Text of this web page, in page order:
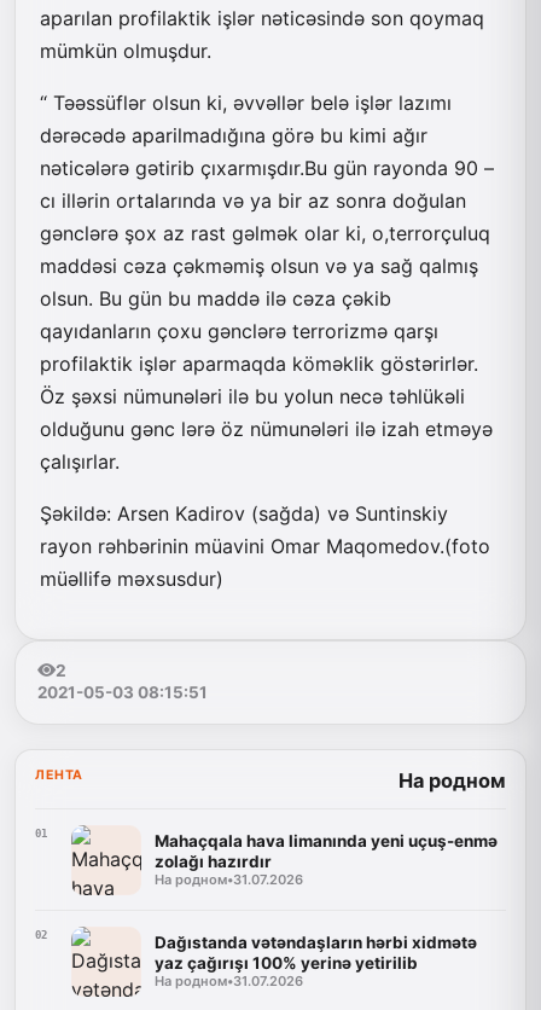
aparılan profilaktik işlər nəticəsində son qoymaq
mümkün olmuşdur.
“ Təəssüflər olsun ki, əvvəllər belə işlər lazımı
dərəcədə aparilmadığına görə bu kimi ağır
nəticələrə gətirib çıxarmışdır.Bu gün rayonda 90 –
cı illərin ortalarında və ya bir az sonra doğulan
gənclərə şox az rast gəlmək olar ki, o,terrorçuluq
maddəsi cəza çəkməmiş olsun və ya sağ qalmış
olsun. Bu gün bu maddə ilə cəza çəkib
qayıdanların çoxu gənclərə terrorizmə qarşı
profilaktik işlər aparmaqda köməklik göstərirlər.
Öz şəxsi nümunələri ilə bu yolun necə təhlükəli
olduğunu gənc lərə öz nümunələri ilə izah etməyə
çalışırlar.
Şəkildə: Arsen Kadirov (sağda) və Suntinskiy
rayon rəhbərinin müavini Omar Maqomedov.(foto
müəllifə məxsusdur)
2
2021-05-03 08:15:51
ЛЕНТА На родном
01
Mahaçqala hava limanında yeni uçuş-enmə
zolağı hazırdır
На родном•31.07.2026
02
Dağıstanda vətəndaşların hərbi xidmətə
yaz çağırışı 100% yerinə yetirilib
На родном•31.07.2026